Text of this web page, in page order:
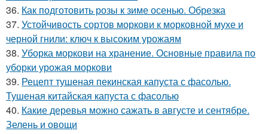
36. Как подготовить розы к зиме осенью. Обрезка
37. Устойчивость сортов моркови к морковной мухе и
черной гнили: ключ к высоким урожаям
38. Уборка моркови на хранение. Основные правила по
уборки урожая моркови
39. Рецепт тушеная пекинская капуста с фасолью.
Тушеная китайская капуста с фасолью
40. Какие деревья можно сажать в августе и сентябре.
Зелень и овощи